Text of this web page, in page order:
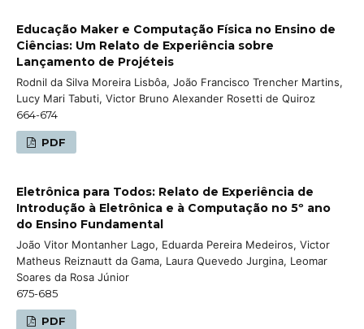
Educação Maker e Computação Física no Ensino de
Ciências: Um Relato de Experiência sobre
Lançamento de Projéteis
Rodnil da Silva Moreira Lisbôa, João Francisco Trencher Martins,
Lucy Mari Tabuti, Victor Bruno Alexander Rosetti de Quiroz
664-674
PDF
Eletrônica para Todos: Relato de Experiência de
Introdução à Eletrônica e à Computação no 5º ano
do Ensino Fundamental
João Vitor Montanher Lago, Eduarda Pereira Medeiros, Victor
Matheus Reiznautt da Gama, Laura Quevedo Jurgina, Leomar
Soares da Rosa Júnior
675-685
PDF